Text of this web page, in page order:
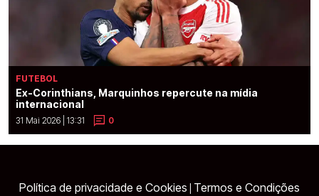
FUTEBOL
Ex-Corinthians, Marquinhos repercute na mídia
internacional
31 Mai 2026 | 13:31 0
Política de privacidade e Cookies Termos e Condições